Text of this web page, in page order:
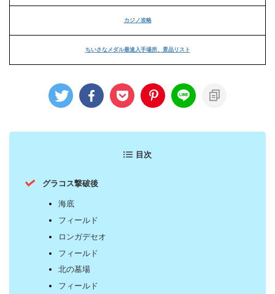
カジノ攻略
ちいさなメダル最速入手場所、景品リスト
目次
グラコス撃破後
海底
フィールド
ロンガデセオ
フィールド
北の墓場
フィールド